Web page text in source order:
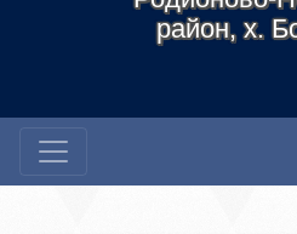
район, х.